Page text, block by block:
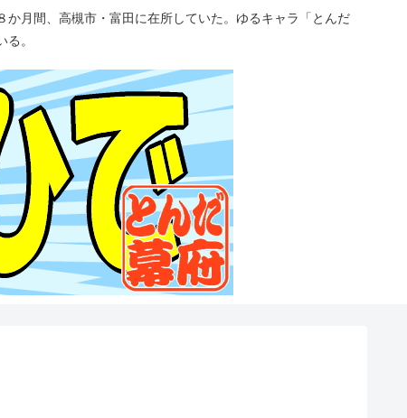
月間、高槻市・富田に在所していた。ゆるキャラ「とんだ
。